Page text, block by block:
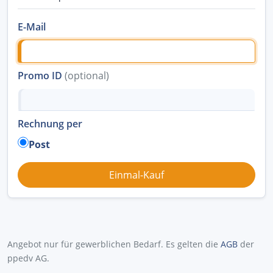
E-Mail
Promo ID (optional)
Rechnung per
Post
Angebot nur für gewerblichen Bedarf. Es gelten die AGB der
ppedv AG.